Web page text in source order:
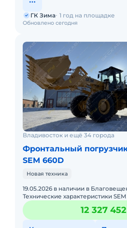
Обновлено сегодня
ГК Зима 1 год на площадке
Владивосток и ещё 34 города
Фронтальный
SEM 660D
Новая техника
19.05.2026 в наличии в
Технические характеристики SEM
Грузоподъёмность 6000 кг•
Объем к
12 327